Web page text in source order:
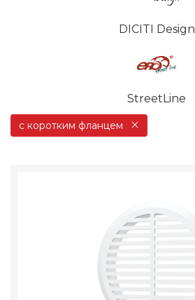
DICITI Design
StreetLine
с коротким фланцем